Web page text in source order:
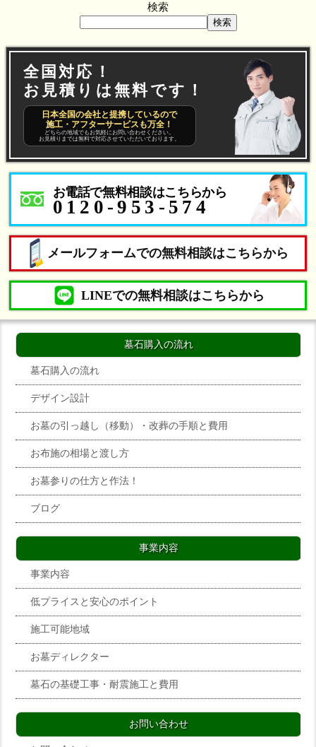
検索
検索
全国対応！
お見積りは無料です！
日本全国の会社と提携しているので
施工・アフターサービスも万全！
どちらの地域でもお気軽にお問い合わせください。
お見積りまでは無料で対応させていただいております。
お電話で無料相談はこちらから
0120-953-574
メールフォームでの無料相談はこちらから
LINEでの無料相談はこちらから
墓石購入の流れ
墓石購入の流れ
デザイン設計
お墓の引っ越し（移動）・改葬の手順と費用
お布施の相場と渡し方
お墓参りの仕方と作法！
ブログ
事業内容
事業内容
低プライスと安心のポイント
施工可能地域
お墓ディレクター
墓石の基礎工事・耐震施工と費用
お問い合わせ